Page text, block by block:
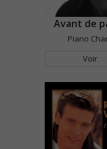
Avant de
Piano
Voir